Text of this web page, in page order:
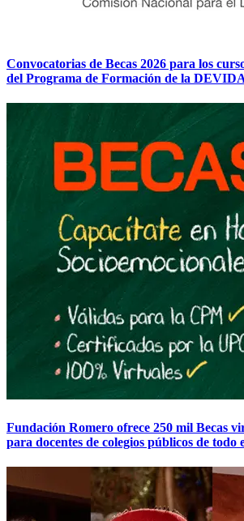
Convocatorias de Becas 2026 para los
del Programa de Formación de la
Fundación Romero ofrece 250 mil Becas
para docentes de colegios públicos de todo